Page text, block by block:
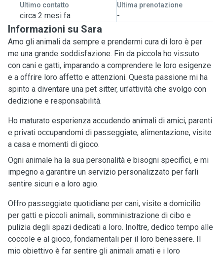
Ultimo contatto
circa 2 mesi fa
Ultima prenotazione
-
Informazioni su Sara
Amo gli animali da sempre e prendermi cura di loro è per
me una grande soddisfazione. Fin da piccola ho vissuto
con cani e gatti, imparando a comprendere le loro esigenze
e a offrire loro affetto e attenzioni. Questa passione mi ha
spinto a diventare una pet sitter, un’attività che svolgo con
dedizione e responsabilità.
Ho maturato esperienza accudendo animali di amici, parenti
e privati occupandomi di passeggiate, alimentazione, visite
a casa e momenti di gioco.
Ogni animale ha la sua personalità e bisogni specifici, e mi
impegno a garantire un servizio personalizzato per farli
sentire sicuri e a loro agio.
Offro passeggiate quotidiane per cani, visite a domicilio
per gatti e piccoli animali, somministrazione di cibo e
pulizia degli spazi dedicati a loro. Inoltre, dedico tempo alle
coccole e al gioco, fondamentali per il loro benessere. Il
mio obiettivo è far sentire gli animali amati e i loro